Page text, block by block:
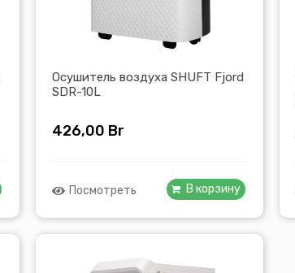
Осушитель воздуха SHUFT Fjord
SDR-10L
426,00 Br
Посмотреть В корзину